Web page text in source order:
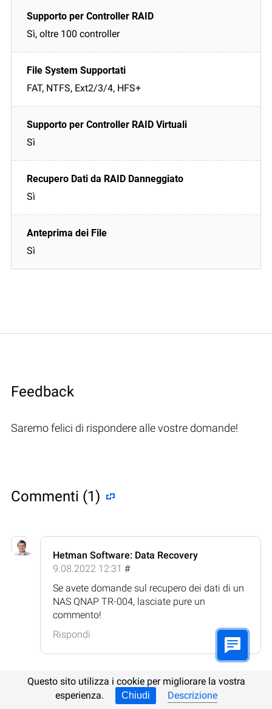
Sì, oltre 100 controller
FAT, NTFS, Ext2/3/4, HFS+
Sì
Sì
Sì
Feedback
Saremo felici di rispondere alle vostre domande!
Commenti (1)
Hetman Software: Data Recovery
9.08.2022 12:31 #
Se avete domande sul recupero dei dati di un
NAS QNAP TR-004, lasciate pure un
commento!
Rispondi
Lasciate un commento
Questo sito utilizza i cookie per migliorare la vostra
esperienza.
Chiudi Descrizione